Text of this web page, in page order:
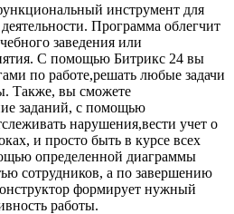
инструмент для
Программа облегчит
заведения или
С помощью Битрикс 24 вы
по работе,решать любые задачи
Также, вы сможете
заданий, с помощью
нарушения,вести учет о
и просто быть в курсе всех
определенной диаграммы
сотрудников, а по завершению
формирует нужный
работы.